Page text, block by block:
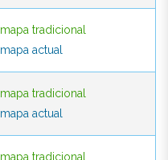
mapa tradicional
mapa actual
mapa tradicional
mapa actual
mapa tradicional
mapa actual
mapa actual